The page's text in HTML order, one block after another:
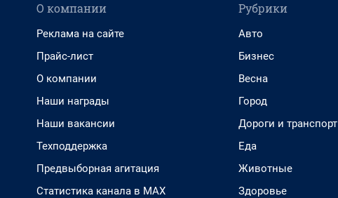
О компании
Реклама на сайте
Прайс-лист
О компании
Наши награды
Наши вакансии
Техподдержка
Предвыборная агитация
Статистика канала в MAX
Рубрики
Авто
Бизнес
Весна
Город
Дороги и транспорт
Еда
Животные
Здоровье